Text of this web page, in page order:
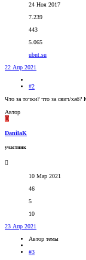
24 Ноя 2017
7.239
443
5.065
ubnt.su
22 Апр 2021
#2
Что за точки? что за свич/
Автор
D
DanilaK
участник
10 Мар 2021
46
5
10
23 Апр 2021
Автор темы
#3